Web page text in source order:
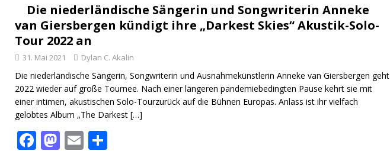
b
o
o
k
d
o
n
l n
Die niederländische Sängerin und Songwriterin Anneke
van Giersbergen kündigt ihre „Darkest Skies“ Akustik-Solo-
Tour 2022 an
31. Mai 2021 Dylan C. Akalin
Die niederländische Sängerin, Songwriterin und Ausnahmekünstlerin Anneke van Giersbergen geht
2022 wieder auf große Tournee. Nach einer längeren pandemiebedingten Pause kehrt sie mit
einer intimen, akustischen Solo-Tourzurück auf die Bühnen Europas. Anlass ist ihr vielfach
gelobtes Album „The Darkest […]
F M E